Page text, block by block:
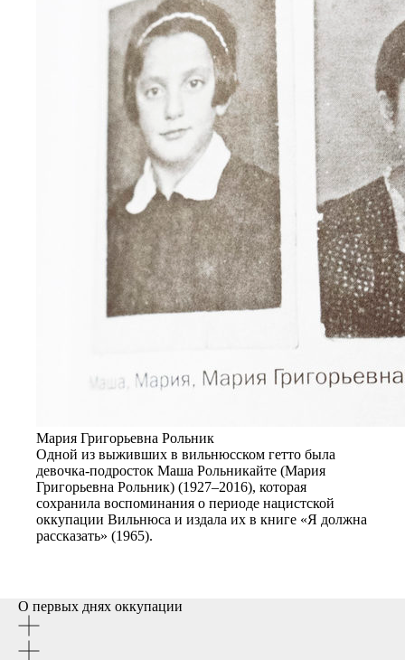
Мария Григорьевна Рольник
Одной из выживших в вильнюсском гетто была
девочка-подросток Маша Рольникайте (Мария
Григорьевна Рольник) (1927–2016), которая
сохранила воспоминания о периоде нацистской
оккупации Вильнюса и издала их в книге «Я должна
рассказать» (1965).
О первых днях оккупации